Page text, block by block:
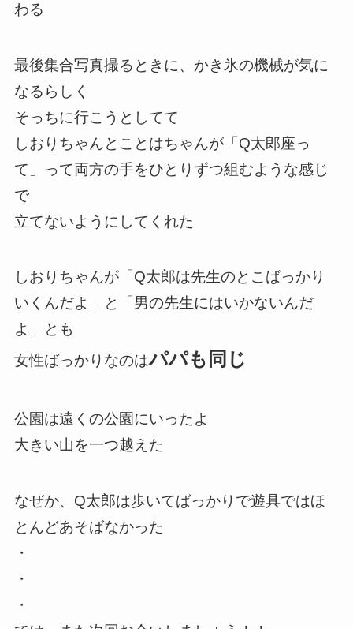
わる
最後集合写真撮るときに、かき氷の機械が気に
なるらしく
そっちに行こうとしてて
しおりちゃんとことはちゃんが「Q太郎座っ
て」って両方の手をひとりずつ組むような感じ
で
立てないようにしてくれた
しおりちゃんが「Q太郎は先生のとこばっかり
いくんだよ」と「男の先生にはいかないんだ
よ」とも
女性ばっかりなのはパパも同じ
公園は遠くの公園にいったよ
大きい山を一つ越えた
なぜか、Q太郎は歩いてばっかりで遊具ではほ
とんどあそばなかった
・
・
・